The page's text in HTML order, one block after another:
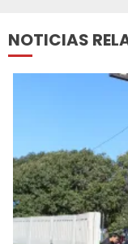
NOTICIAS